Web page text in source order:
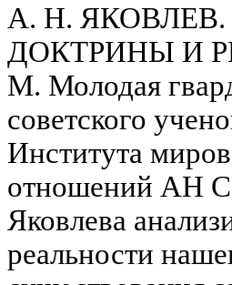
А. Н.
ДОКТРИНЫ И
М. Молодая
советского
Института
отношений АН
Яковлева
реальности